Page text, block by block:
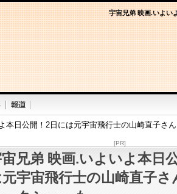
宇宙兄弟 映画.いよい
本日公開！2日には元宇宙飛行士の山崎直子さ
[PR]
兄弟 映画.いよいよ本日
宇宙飛行士の山崎直子さ